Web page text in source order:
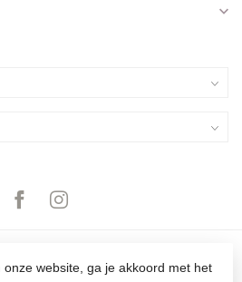
website, ga je akkoord met het